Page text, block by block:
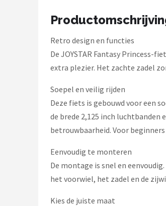
BBB Cycling
Schwalbe
Shimano
Retro design en functies
De JOYSTAR Fantasy Princess-
extra plezier. Het zachte zadel
Soepel en veilig rijden
Deze fiets is gebouwd voor een
de brede 2,125 inch
betrouwbaarheid. Voor
Eenvoudig te monteren
De montage is snel en
het voorwiel, het zadel en de
Kies de juiste maat